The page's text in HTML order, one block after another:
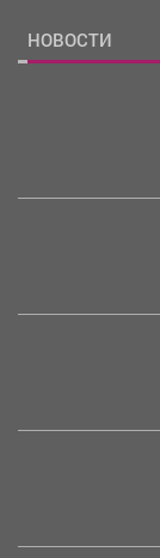
НОВОСТИ